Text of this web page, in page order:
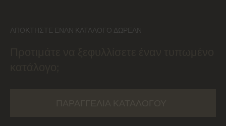
ΑΠΟΚΤΉΣΤΕ ΈΝΑΝ ΚΑΤΆΛΟΓΟ ΔΩΡΕΆΝ